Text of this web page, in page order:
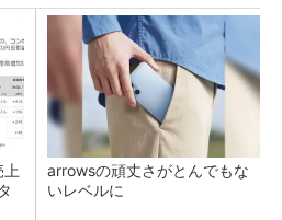
arrowsの頑丈さがとんでもな
いレベルに